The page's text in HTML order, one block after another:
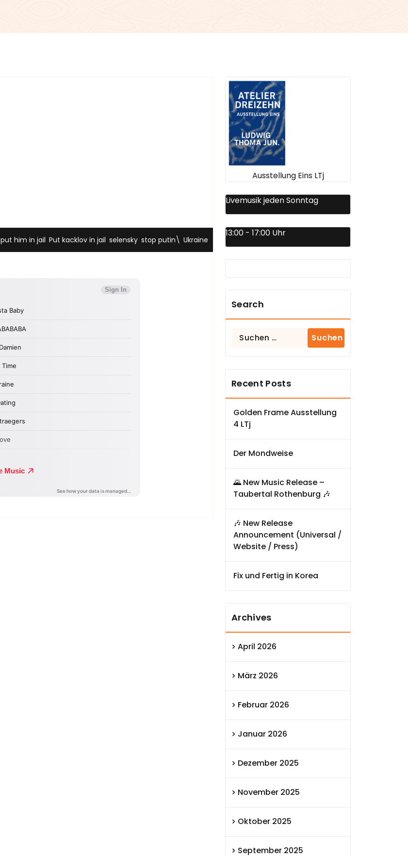
put him in jail Put kacklov in jail selensky stop putin\ Ukraine
Ausstellung Eins LTj
Livemusik jeden Sonntag
13:00 - 17:00 Uhr
Search
Suchen
Recent Posts
Golden Frame Ausstellung
4 LTj
Der Mondweise
🌄 New Music Release –
Taubertal Rothenburg 🎶
🎶 New Release
Announcement (Universal /
Website / Press)
Fix und Fertig in Korea
Archives
April 2026
März 2026
Februar 2026
Januar 2026
Dezember 2025
November 2025
Oktober 2025
September 2025